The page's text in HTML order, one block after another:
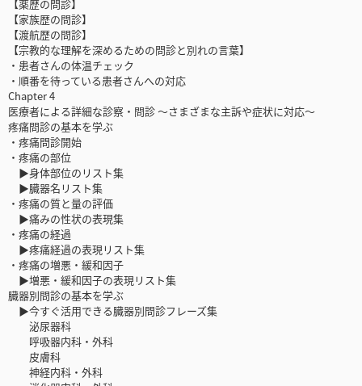
【薬歴の問診】
【家族歴の問診】
【渡航歴の問診】
【宗教的な理解を深めるための問診と別れの言葉】
・患者さんの体温チェック
・順番を待っている患者さんへの対応
Chapter 4
医療者による詳細な診察・問診 ～さまざまな主訴や症状に対応～
疼痛問診の基本を学ぶ
・疼痛問診開始
・疼痛の部位
▶身体部位のリスト集
▶臓器名リスト集
・疼痛の質と量の評価
▶痛みの性状の表現集
・疼痛の経過
▶疼痛経過の表現リスト集
・疼痛の増悪・緩和因子
▶増悪・緩和因子の表現リスト集
臓器別問診の基本を学ぶ
▶今すぐ活用できる臓器別問診フレーズ集
泌尿器科
呼吸器内科・外科
皮膚科
神経内科・外科